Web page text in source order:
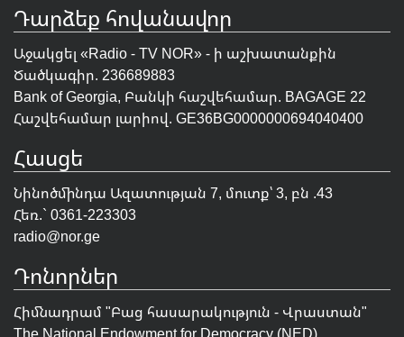
Դարձեք հովանավոր
Աջակցել «Radio - TV NOR» - ի աշխատանքին
Ծածկագիր. 236689883
Bank of Georgia, Բանկի հաշվեհամար. BAGAGE 22
Հաշվեհամար լարիով. GE36BG0000000694040400
Հասցե
Նինոծմինդա Ազատության 7, մուտք՝ 3, բն .43
Հեռ.` 0361-223303
radio@nor.ge
Դոնորներ
Հիմնադրամ "Բաց հասարակություն - Վրաստան"
The National Endowment for Democracy (NED)